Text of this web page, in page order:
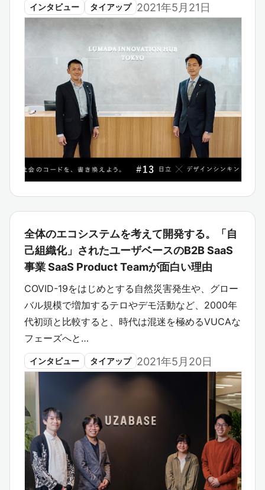
インタビュー タイアップ 2021年5月21日
全体のエコシステムを考えて開発する。「自
己組織化」されたユーザベースのB2B SaaS
事業 SaaS Product Teamが面白い理由
COVID-19をはじめとする自然災害発生や、グロー
バル規模で増加するテロやデモ活動など、2000年
代初頭と比較すると、時代は混迷を極めるVUCAな
フェーズへと…
インタビュー タイアップ 2021年5月20日